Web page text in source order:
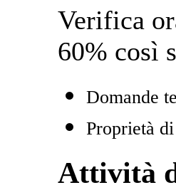
Verifica
60% così
Domande
Proprietà
Attività